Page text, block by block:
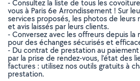
- Consultez la liste de tous les
vous à Paris 6e Arrondissement ! Sur
services proposés, les photos de leurs
et avis laissés par leurs clients.
- Conversez avec les offreurs depuis la
pour des échanges sécurisés et
- Du contrat de prestation au
par la prise de rendez-vous, l’état des
factures : utilisez nos outils gratuits à
prestation.